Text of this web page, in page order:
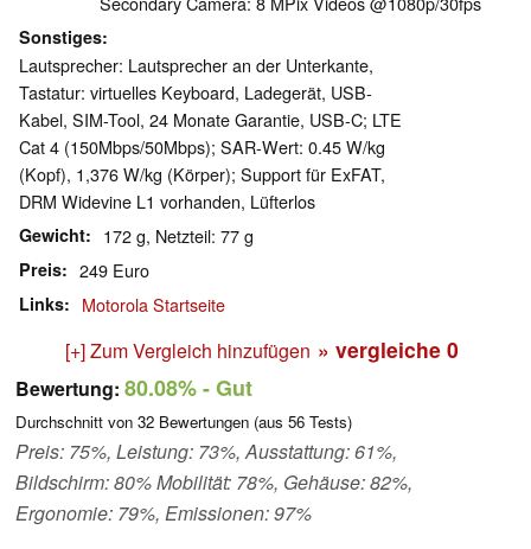
Sonstiges
Lautsprecher: Lautsprecher an der Unterkante,
Tastatur: virtuelles Keyboard, Ladegerät, USB-
Kabel, SIM-Tool, 24 Monate Garantie, USB-C; LTE
Cat 4 (150Mbps/​50Mbps); SAR-Wert: 0.45 W/kg
(Kopf), 1,376 W/kg (Körper); Support für ExFAT,
DRM Widevine L1 vorhanden, Lüfterlos
Gewicht 172 g, Netzteil: 77 g
Preis 249 Euro
Links Motorola Startseite
[+] Zum Vergleich hinzufügen » vergleiche 0
Bewertung: 80.08%- Gut
Durchschnitt von 32 Bewertungen (aus 56 Tests)
Preis: 75%, Leistung: 73%, Ausstattung: 61%,
Bildschirm: 80% Mobilität: 78%, Gehäuse: 82%,
Ergonomie: 79%, Emissionen: 97%